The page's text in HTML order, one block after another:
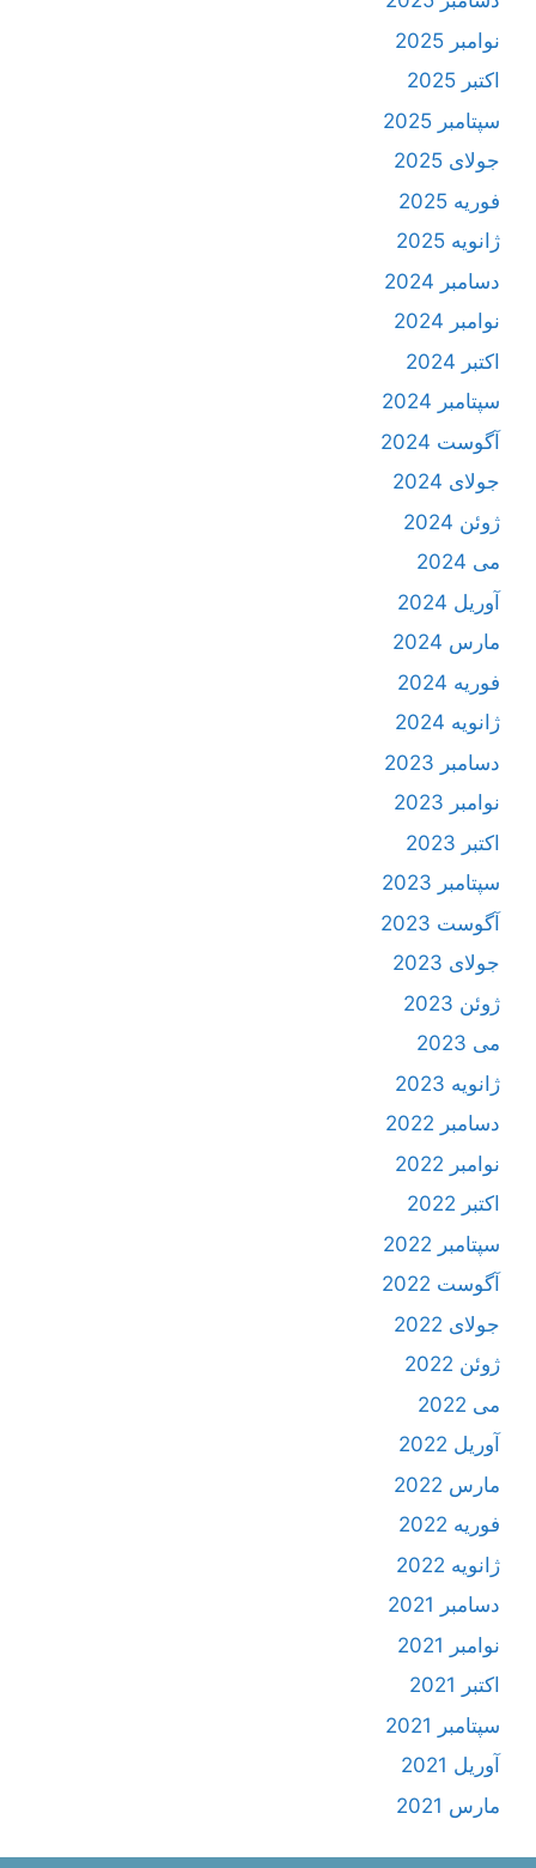
نوامبر 2025
اکتبر 2025
سپتامبر 2025
جولای 2025
فوریه 2025
ژانویه 2025
دسامبر 2024
نوامبر 2024
اکتبر 2024
سپتامبر 2024
آگوست 2024
جولای 2024
ژوئن 2024
می 2024
آوریل 2024
مارس 2024
فوریه 2024
ژانویه 2024
دسامبر 2023
نوامبر 2023
اکتبر 2023
سپتامبر 2023
آگوست 2023
جولای 2023
ژوئن 2023
می 2023
ژانویه 2023
دسامبر 2022
نوامبر 2022
اکتبر 2022
سپتامبر 2022
آگوست 2022
جولای 2022
ژوئن 2022
می 2022
آوریل 2022
مارس 2022
فوریه 2022
ژانویه 2022
دسامبر 2021
نوامبر 2021
اکتبر 2021
سپتامبر 2021
آوریل 2021
مارس 2021